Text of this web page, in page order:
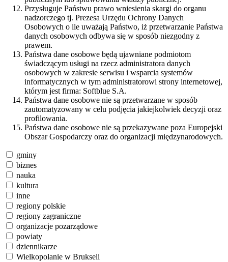
Przysługuje Państwu prawo wniesienia skargi do organu
nadzorczego tj. Prezesa Urzędu Ochrony Danych
Osobowych o ile uważają Państwo, iż przetwarzanie Państwa
danych osobowych odbywa się w sposób niezgodny z
prawem.
Państwa dane osobowe będą ujawniane podmiotom
świadczącym usługi na rzecz administratora danych
osobowych w zakresie serwisu i wsparcia systemów
informatycznych w tym administratorowi strony internetowej,
którym jest firma: Softblue S.A.
Państwa dane osobowe nie są przetwarzane w sposób
zautomatyzowany w celu podjęcia jakiejkolwiek decyzji oraz
profilowania.
Państwa dane osobowe nie są przekazywane poza Europejski
Obszar Gospodarczy oraz do organizacji międzynarodowych.
gminy
biznes
nauka
kultura
inne
regiony polskie
regiony zagraniczne
organizacje pozarządowe
powiaty
dziennikarze
Wielkopolanie w Brukseli